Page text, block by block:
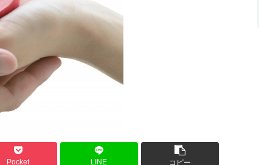
Pocket LINE
コピー